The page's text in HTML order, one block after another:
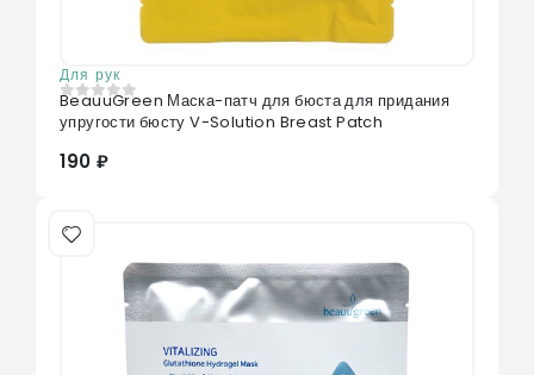
Для рук
0 из 5
BeauuGreen Маска-патч для бюста для придания
упругости бюсту V-Solution Breast Patch
190 ₽